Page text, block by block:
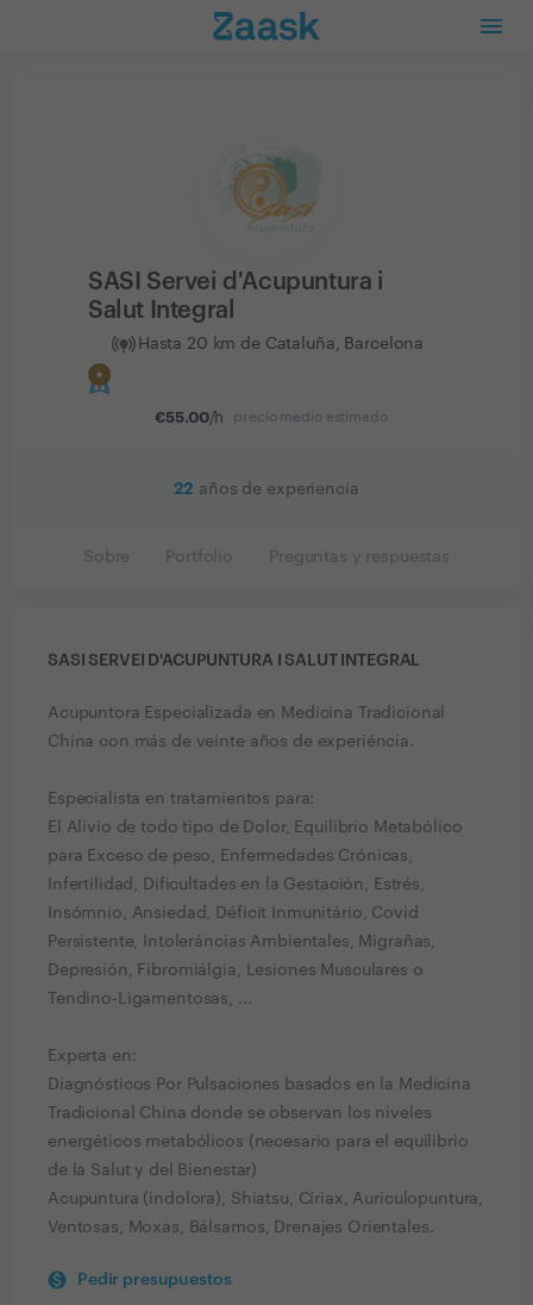
SASI Servei d'Acupuntura i
Salut Integral
Hasta 20 km de Cataluña, Barcelona
€55.00/h precio medio estimado
22 años de experiencia
Sobre Portfolio Preguntas y respuestas
SASI SERVEI D'ACUPUNTURA I SALUT INTEGRAL
Acupuntora Especializada en Medicina Tradicional
China con más de veinte años de experiéncia.
Especialista en tratamientos para:
El Alivio de todo tipo de Dolor, Equilibrio Metabólico
para Exceso de peso, Enfermedades Crónicas,
Infertilidad, Dificultades en la Gestación, Estrés,
Insómnio, Ansiedad, Déficit Inmunitário, Covid
Persistente, Intoleráncias Ambientales, Migrañas,
Depresión, Fibromiálgia, Lesiones Musculares o
Tendino-Ligamentosas, ...
Experta en:
Diagnósticos Por Pulsaciones basados en la Medicina
Tradicional China donde se observan los niveles
energéticos metabólicos (necesario para el equilibrio
de la Salut y del Bienestar)
Acupuntura (indolora), Shiatsu, Círiax, Auriculopuntura,
Ventosas, Moxas, Bálsamos, Drenajes Orientales.
Pedir presupuestos